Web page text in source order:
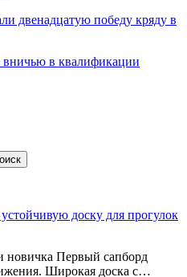
двенадцатую победу кряду в
в квалификации
доску для прогулок
новичка Первый сапборд
Широкая доска с…